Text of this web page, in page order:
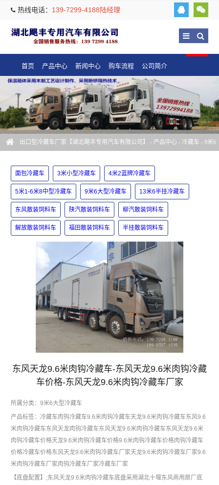
热线电话： 139-7299-4188陆经理
首页 产品中心 新闻中心 购车流程 公司简介
出口型冷藏车厂家【湖北飓丰专用汽车有限公司】 - 产品中心 - 冷藏车 - 9米6
面包冷藏车 3米小型冷藏车 4米2蓝牌冷藏车
5米1-6米8中型冷藏车 9米6大型冷藏车 13米6半挂冷藏车
东风散装饲料车 陕汽散装饲料车 柳汽散装饲料车
解放散装饲料车 福田散装饲料车 半挂散装饲料车
东风天龙9.6米肉钩冷藏车-东风天龙9.6米肉钩冷藏
车价格-东风天龙9.6米肉钩冷藏车厂家
所属分类：9米6大型冷藏车
产品标签： 冷藏车肉钩冷藏车9.6米肉钩冷藏车天龙9.6米肉钩冷藏车东风9.6
米肉钩冷藏车东风天龙肉钩冷藏车东风天龙9.6米肉钩冷藏车东风天龙9.6米
肉钩冷藏车价格天龙9.6米肉钩冷藏车价格9.6米肉钩冷藏车价格肉钩冷藏车
价格冷藏车价格东风天龙9.6米肉钩冷藏车厂家天龙9.6米肉钩冷藏车厂家9.6
米肉钩冷藏车厂家肉钩冷藏车厂家冷藏车厂家
【底盘配置】;东风天龙9.6米肉钩冷藏车底盘采用湖北十堰东风商用原厂底